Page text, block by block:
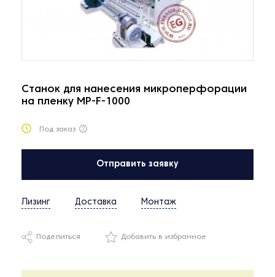
Станок для нанесения микроперфорации
на пленку MP-F-1000
Под заказ
Отправить заявку
Лизинг Доставка Монтаж
Поделиться Добавить в избранное